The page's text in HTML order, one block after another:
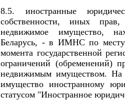
8.5. иностранные
собственности, иных
недвижимое имущество,
Беларусь, - в ИМНС по месту
момента государственной
ограничений (обременений)
недвижимым имуществом. На
имущество иностранному
статусом "Иностранное